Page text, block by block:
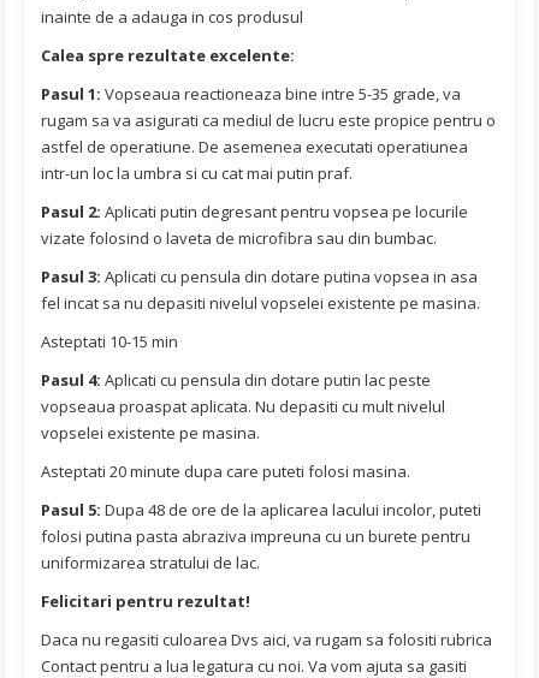
inainte de a adauga in cos produsul
Calea spre rezultate excelente:
Pasul 1: Vopseaua reactioneaza bine intre 5-35 grade, va
rugam sa va asigurati ca mediul de lucru este propice pentru o
astfel de operatiune. De asemenea executati operatiunea
intr-un loc la umbra si cu cat mai putin praf.
Pasul 2: Aplicati putin degresant pentru vopsea pe locurile
vizate folosind o laveta de microfibra sau din bumbac.
Pasul 3: Aplicati cu pensula din dotare putina vopsea in asa
fel incat sa nu depasiti nivelul vopselei existente pe masina.
Asteptati 10-15 min
Pasul 4: Aplicati cu pensula din dotare putin lac peste
vopseaua proaspat aplicata. Nu depasiti cu mult nivelul
vopselei existente pe masina.
Asteptati 20 minute dupa care puteti folosi masina.
Pasul 5: Dupa 48 de ore de la aplicarea lacului incolor, puteti
folosi putina pasta abraziva impreuna cu un burete pentru
uniformizarea stratului de lac.
Felicitari pentru rezultat!
Daca nu regasiti culoarea Dvs aici, va rugam sa folositi rubrica
Contact pentru a lua legatura cu noi. Va vom ajuta sa gasiti